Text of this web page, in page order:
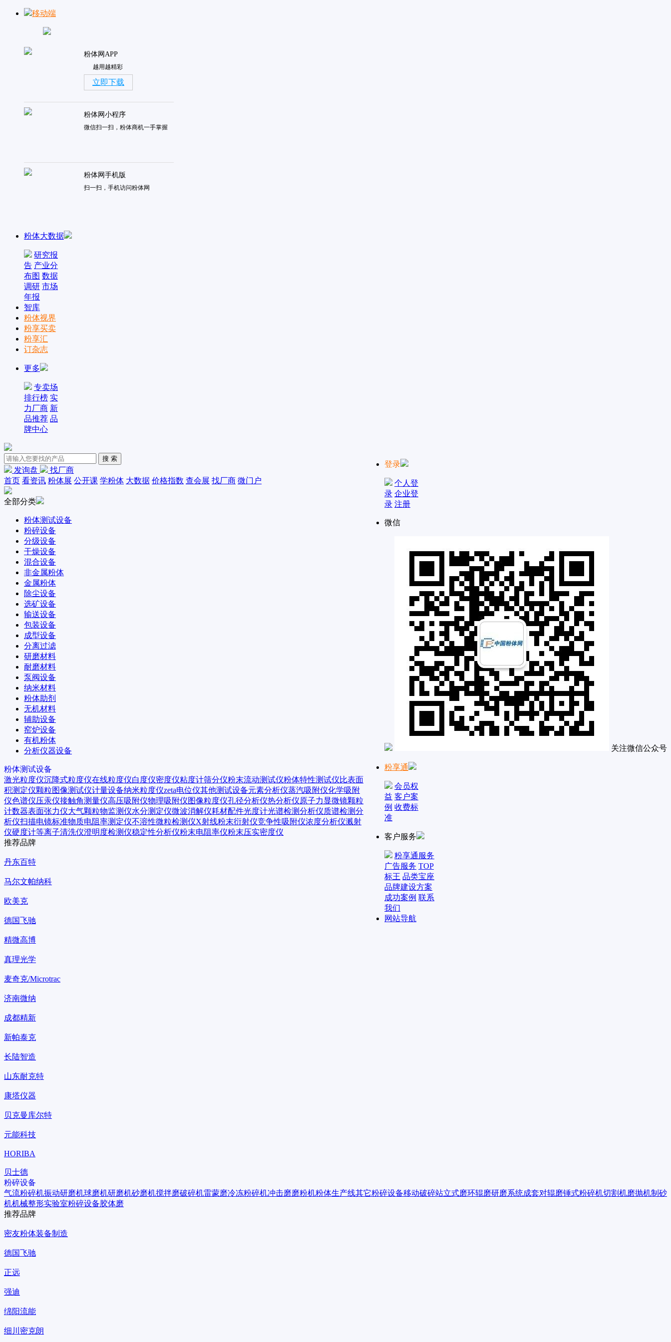
移动端
粉体网APP
越用越精彩
立即下载
粉体网小程序
微信扫一扫，粉体商机一手掌握
粉体网手机版
扫一扫，手机访问粉体网
粉体大数据
研究报
告 产业分
布图 数据
调研 市场
年报
智库
粉体视界
粉享买卖
粉享汇
订杂志
更多
专卖场
排行榜 实
力厂商 新
品推荐 品
牌中心
登录
个人登
录 企业登
录 注册
微信
关注微信公众号
粉享通
会员权
益 客户案
例 收费标
准
客户服务
粉享通服务
广告服务 TOP
标王 品类宝座
品牌建设方案
成功案例 联系
我们
网站导航
发询盘
找厂商
首页 看资讯 粉体展 公开课 学粉体 大数据 价格指数 查会展 找厂商 微门户
全部分类
粉体测试设备
粉碎设备
分级设备
干燥设备
混合设备
非金属粉体
金属粉体
除尘设备
选矿设备
输送设备
包装设备
成型设备
分离过滤
研磨材料
耐磨材料
泵阀设备
纳米材料
粉体助剂
无机材料
辅助设备
窑炉设备
有机粉体
分析仪器设备
粉体测试设备
激光粒度仪沉降式粒度仪在线粒度仪白度仪密度仪粘度计筛分仪粉末流动测试仪粉体特性测试仪比表面
积测定仪颗粒图像测试仪计量设备纳米粒度仪zeta电位仪其他测试设备元素分析仪蒸汽吸附仪化学吸附
仪色谱仪压汞仪接触角测量仪高压吸附仪物理吸附仪图像粒度仪孔径分析仪热分析仪原子力显微镜颗粒
计数器表面张力仪大气颗粒物监测仪水分测定仪微波消解仪耗材配件光度计光谱检测分析仪质谱检测分
析仪扫描电镜标准物质电阻率测定仪不溶性微粒检测仪X射线粉末衍射仪竞争性吸附仪浓度分析仪溅射
仪硬度计等离子清洗仪澄明度检测仪稳定性分析仪粉末电阻率仪粉末压实密度仪
推荐品牌
丹东百特
马尔文帕纳科
欧美克
德国飞驰
精微高博
真理光学
麦奇克/Microtrac
济南微纳
成都精新
新帕泰克
长陆智造
山东耐克特
康塔仪器
贝克曼库尔特
元能科技
HORIBA
贝士德
粉碎设备
气流粉碎机振动研磨机球磨机研磨机砂磨机搅拌磨破碎机雷蒙磨冷冻粉碎机冲击磨磨粉机粉体生产线其它粉碎设备移动破碎站立式磨环辊磨研磨系统成套对辊磨锤式粉碎机切割机磨抛机制砂
机机械整形实验室粉碎设备胶体磨
推荐品牌
密友粉体装备制造
德国飞驰
正远
强迪
绵阳流能
细川密克朗